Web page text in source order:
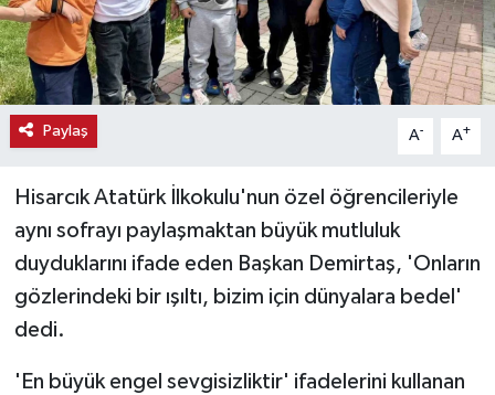
Paylaş A- A+
Hisarcık Atatürk İlkokulu'nun özel öğrencileriyle
aynı sofrayı paylaşmaktan büyük mutluluk
duyduklarını ifade eden Başkan Demirtaş, 'Onların
gözlerindeki bir ışıltı, bizim için dünyalara bedel'
dedi.
'En büyük engel sevgisizliktir' ifadelerini kullanan
Magazin
Resmi İlanlar
Sağlık
Seri İlan
Siyaset
Spor